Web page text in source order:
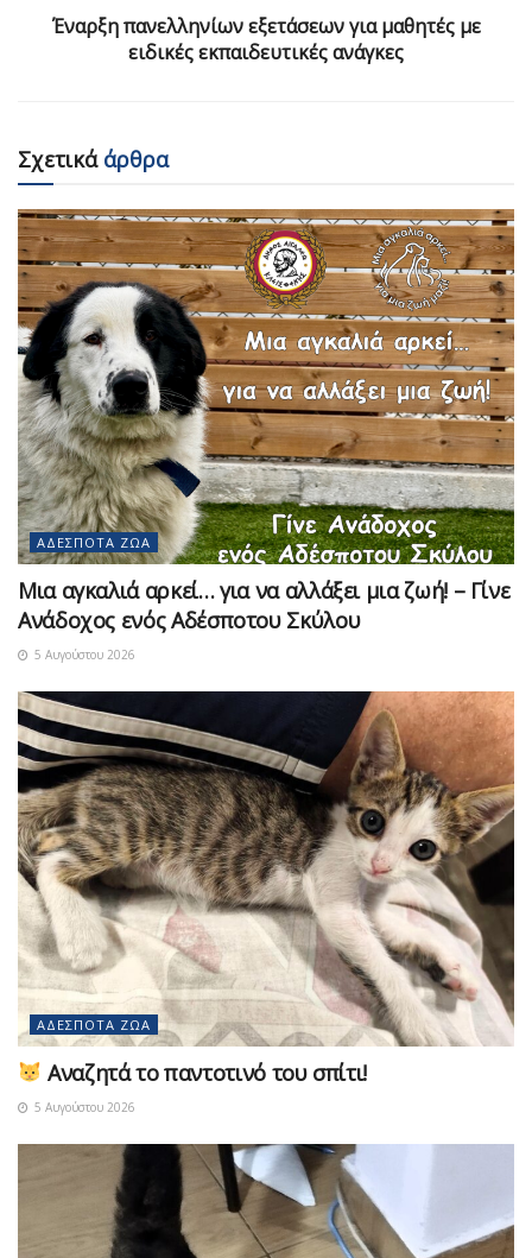
Έναρξη πανελληνίων εξετάσεων για μαθητές με
ειδικές εκπαιδευτικές ανάγκες
Σχετικάάρθρα
ΑΔΈΣΠΟΤΑ ΖΏΑ
Μια αγκαλιά αρκεί… για να αλλάξει μια ζωή! – Γίνε
Ανάδοχος ενός Αδέσποτου Σκύλου
5 Αυγούστου 2026
ΑΔΈΣΠΟΤΑ ΖΏΑ
Αναζητά το παντοτινό του σπίτι!
5 Αυγούστου 2026